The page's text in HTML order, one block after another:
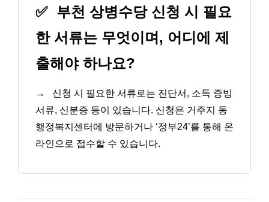
✅ 부천 상병수당 신청 시 필요
한 서류는 무엇이며, 어디에 제
출해야 하나요?
→
신청 시 필요한 서류로는 진단서, 소득 증빙
서류, 신분증 등이 있습니다. 신청은 거주지 동
행정복지센터에 방문하거나 ‘정부24’를 통해 온
라인으로 접수할 수 있습니다.